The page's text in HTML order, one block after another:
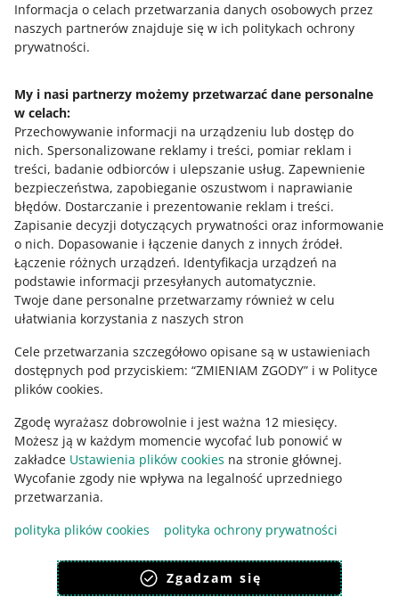
Informacja o celach przetwarzania danych osobowych przez
naszych partnerów znajduje się w ich politykach ochrony
prywatności.
My i nasi partnerzy możemy przetwarzać dane personalne
w celach:
Przechowywanie informacji na urządzeniu lub dostęp do
nich. Spersonalizowane reklamy i treści, pomiar reklam i
treści, badanie odbiorców i ulepszanie usług. Zapewnienie
bezpieczeństwa, zapobieganie oszustwom i naprawianie
błędów. Dostarczanie i prezentowanie reklam i treści.
Zapisanie decyzji dotyczących prywatności oraz informowanie
o nich. Dopasowanie i łączenie danych z innych źródeł.
Łączenie różnych urządzeń. Identyfikacja urządzeń na
podstawie informacji przesyłanych automatycznie.
Twoje dane personalne przetwarzamy również w celu
ułatwiania korzystania z naszych stron
Cele przetwarzania szczegółowo opisane są w ustawieniach
dostępnych pod przyciskiem: “ZMIENIAM ZGODY” i w Polityce
plików cookies.
Zgodę wyrażasz dobrowolnie i jest ważna 12 miesięcy.
Możesz ją w każdym momencie wycofać lub ponowić w
zakładce Ustawienia plików cookies na stronie głównej.
Wycofanie zgody nie wpływa na legalność uprzedniego
przetwarzania.
polityka plików cookies
polityka ochrony prywatności
Zgadzam się
Ta strona jest też dostępna w innych językach
o allegro.pl
polski
čeština
English
slovenčina
o allegro.cz
polski
čeština
English
slovenčina
o allegro.sk
polski
English
slovenčina
wygląd: